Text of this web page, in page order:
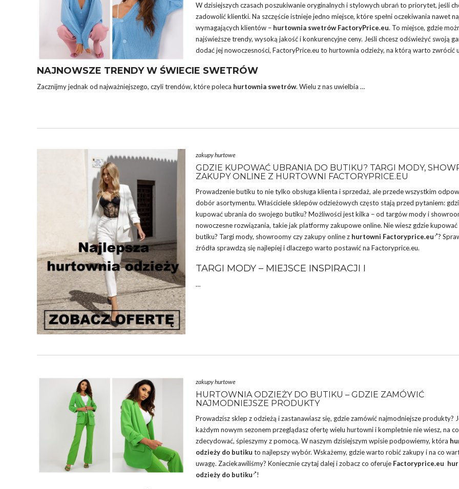
W dzisiejszych czasach poszukiwanie oryginalnych i stylowych ubrań to priorytet, jeśli
zadowolić klientki. Na szczęście istnieje jedno miejsce, które spełni oczekiwania nawet
wymagających klientów – hurtownia swetrów FactoryPrice.eu. To miejsce, gdzie
najświeższe trendy, wysoką jakość i konkurencyjne ceny. Jeśli chcesz odświeżyć swoją
dodać jej nowoczesności, FactoryPrice.eu to hurtownia odzieży, na którą warto zwrócić
NAJNOWSZE TRENDY W ŚWIECIE SWETRÓW
Zacznijmy jednak od najważniejszego, czyli trendów, które poleca hurtownia swetrów. Wielu z nas uwielbia …
zakupy hurtowe
GDZIE KUPOWAĆ UBRANIA DO BUTIKU? TARGI MODY,
ZAKUPY ONLINE Z HURTOWNI FACTORYPRICE.EU
Prowadzenie butiku to nie tylko obsługa klienta i sprzedaż, ale przede wszystkim
dobór asortymentu. Właściciele sklepów odzieżowych często stają przed pytaniem:
kupować ubrania do swojego butiku? Możliwości jest kilka – od targów mody i
nowoczesne rozwiązania, takie jak platformy zakupowe online. Nie wiesz gdzie
butiku? Targi mody, showroomy czy zakupy online z hurtowni Factoryprice.eu ?
źródła sprawdzą się najlepiej i dlaczego warto postawić na Factoryprice.eu.
TARGI MODY – MIEJSCE INSPIRACJI I
…
zakupy hurtowe
HURTOWNIA ODZIEŻY DO BUTIKU – GDZIE ZAMÓWIĆ
NAJMODNIEJSZE PRODUKTY
Prowadzisz sklep z odzieżą i zastanawiasz się, gdzie zamówić najmodniejsze produkty?
każdym nowym sezonem przeglądasz ofertę wielu hurtowni i kompletnie nie wiesz, na
zdecydować, śpieszymy z pomocą. W naszym dzisiejszym wpisie podpowiemy, która
odzieży do butiku to najlepszy wybór. Wskażemy, gdzie warto robić zakupy i na co
uwagę. Zaciekawiliśmy? Koniecznie czytaj dalej i zobacz co oferuje Factoryprice.eu
odzieży do butiku
!